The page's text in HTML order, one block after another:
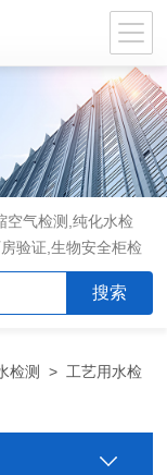
空气检测,纯化水检
验证,生物安全柜检
写执行
检测 > 工艺用水检